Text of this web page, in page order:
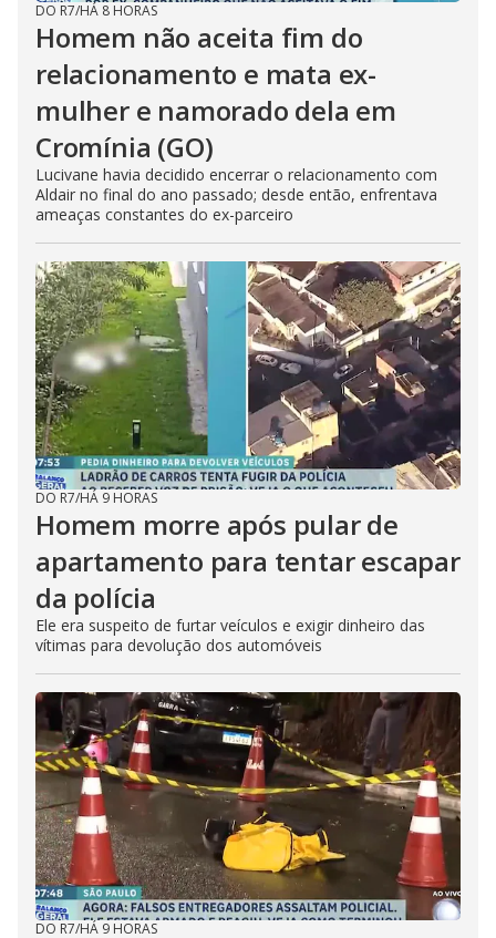
DO R7/HÁ 8 HORAS
Homem não aceita fim do
relacionamento e mata ex-
mulher e namorado dela em
Cromínia (GO)
Lucivane havia decidido encerrar o relacionamento com
Aldair no final do ano passado; desde então, enfrentava
ameaças constantes do ex-parceiro
DO R7/HÁ 9 HORAS
Homem morre após pular de
apartamento para tentar escapar
da polícia
Ele era suspeito de furtar veículos e exigir dinheiro das
vítimas para devolução dos automóveis
DO R7/HÁ 9 HORAS